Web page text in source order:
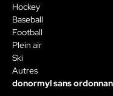
Hockey
Baseball
Football
Plein air
Ski
Autres
donormyl sans